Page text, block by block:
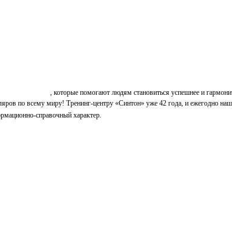
, которые помогают людям становиться успешнее и
по всему миру! Тренинг-центру «Синтон» уже 42 года, и ежегодно
справочный характер.